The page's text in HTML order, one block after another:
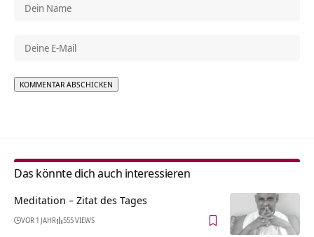
Das könnte dich auch interessieren
Meditation – Zitat des Tages
VOR 1 JAHR 555 VIEWS